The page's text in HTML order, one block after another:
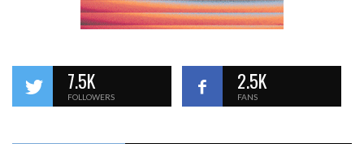
7.5K
FOLLOWERS
2.5K
FANS